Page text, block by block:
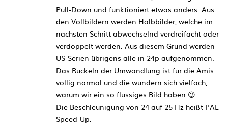
Pull-Down und funktioniert etwas anders. Aus
den Vollbildern werden Halbbilder, welche im
nächsten Schritt abwechselnd verdreifacht oder
verdoppelt werden. Aus diesem Grund werden
US-Serien übrigens alle in 24p aufgenommen.
Das Ruckeln der Umwandlung ist für die Amis
völlig normal und die wundern sich vielfach,
warum wir ein so flüssiges Bild haben 😉
Die Beschleunigung von 24 auf 25 Hz heißt PAL-
Speed-Up.